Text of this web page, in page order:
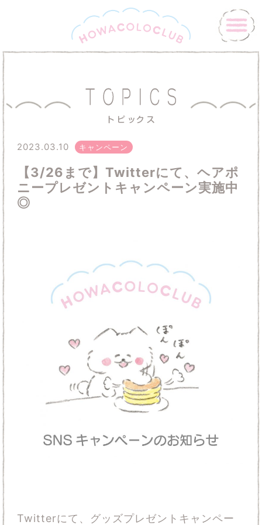
2023.03.10 キャンペーン
【3/26まで】Twitterにて、ヘアポ
ニープレゼントキャンペーン実施中
◎
Twitterにて、グッズプレゼントキャンペー